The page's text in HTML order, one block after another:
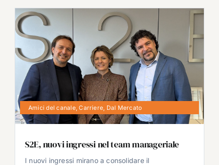
Amici del canale,Carriere Dal Mercato
S2E, nuovi ingressi nel team manageriale
I nuovi ingressi mirano a consolidare il